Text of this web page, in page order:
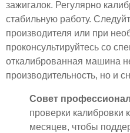
зажигалок. Регулярно
стабильную работу.
производителя или при
проконсультируйтесь со
откалиброванная машина
производительность, но и
Совет
проверки калибровки
месяцев, чтобы